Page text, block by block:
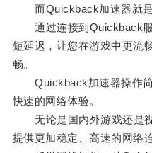
而Quickback加速器就是
通过连接到Quickback服
短延迟，让您在游戏中更流
畅。
Quickback加速器操作简
快速的网络体验。
无论是国内外游戏还是
提供更加稳定、高速的网络